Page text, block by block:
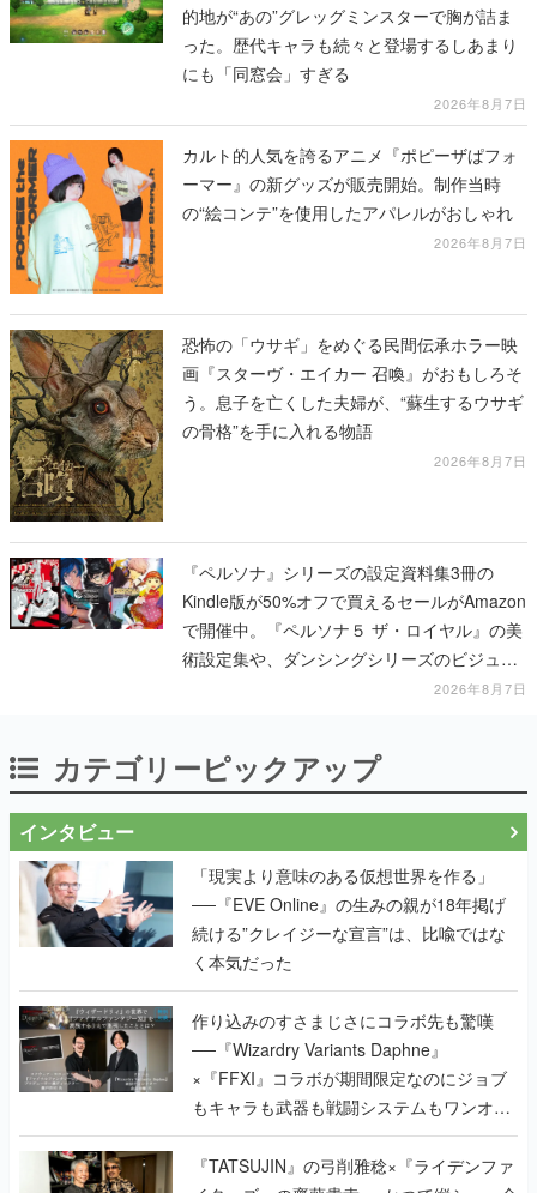
的地が“あの”グレッグミンスターで胸が詰ま
った。歴代キャラも続々と登場するしあまり
にも「同窓会」すぎる
2026年8月7日
カルト的人気を誇るアニメ『ポピーザぱフォ
ーマー』の新グッズが販売開始。制作当時
の“絵コンテ”を使用したアパレルがおしゃれ
2026年8月7日
恐怖の「ウサギ」をめぐる民間伝承ホラー映
画『スターヴ・エイカー 召喚』がおもしろそ
う。息子を亡くした夫婦が、“蘇生するウサギ
の骨格”を手に入れる物語
2026年8月7日
『ペルソナ』シリーズの設定資料集3冊の
Kindle版が50%オフで買えるセールがAmazon
で開催中。『ペルソナ５ ザ・ロイヤル』の美
術設定集や、ダンシングシリーズのビジュア
2026年8月7日
カテゴリーピックアップ
インタビュー
「現実より意味のある仮想世界を作る」
──『EVE Online』の生みの親が18年掲げ
続ける”クレイジーな宣言”は、比喩ではな
く本気だった
作り込みのすさまじさにコラボ先も驚嘆
──『Wizardry Variants Daphne』
×『FFXI』コラボが期間限定なのにジョブ
もキャラも武器も戦闘システムもワンオフ
で作り込まれた理由を両ディレクターに聞
く
『TATSUJIN』の弓削雅稔×『ライデンファ